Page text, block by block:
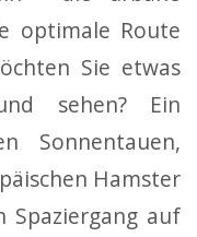
optimale Route
Sie etwas
sehen? Ein
Sonnentauen,
Hamster
Spaziergang auf